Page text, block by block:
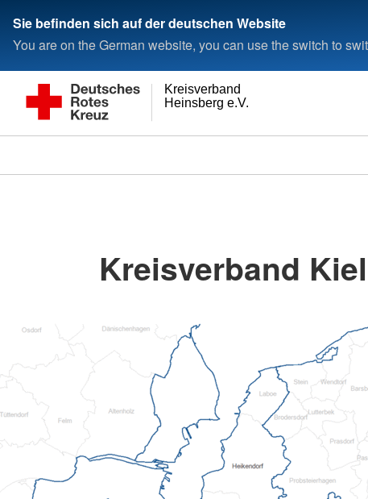
Sie befinden sich auf der deutschen Website
You are on the German website, you can use the switch to
Heinsberg e.V.
Kreisverband
Kreisverband